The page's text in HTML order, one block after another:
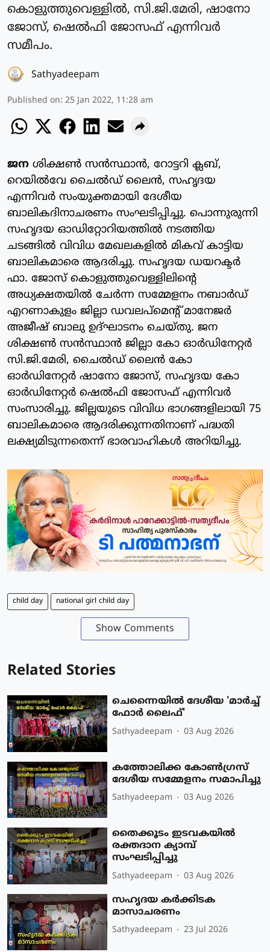
കൊളുത്തുവെള്ളില്‍, സി.ജി.മേരി, ഷാനോ
ജോസ്, ഷെല്‍ഫി ജോസഫ് എന്നിവര്‍
സമീപം.
Sathyadeepam
Published on: 25 Jan 2022, 11:28 am
ജന ശിക്ഷണ്‍ സന്‍സ്ഥാന്‍, റോട്ടറി ക്ലബ്,
റെയില്‍വേ ചൈല്‍ഡ് ലൈന്‍, സഹൃദയ
എന്നിവര്‍ സംയുക്തമായി ദേശീയ
ബാലികദിനാചരണം സംഘടിപ്പിച്ചു. പൊന്നുരുന്നി
സഹൃദയ ഓഡിറ്റോറിയത്തില്‍ നടത്തിയ
ചടങ്ങില്‍ വിവിധ മേഖലകളില്‍ മികവ് കാട്ടിയ
ബാലികമാരെ ആദരിച്ചു. സഹൃദയ ഡയറക്ടര്‍
ഫാ. ജോസ് കൊളുത്തുവെള്ളിലിന്റെ
അധ്യക്ഷതയില്‍ ചേര്‍ന്ന സമ്മേളനം നബാര്‍ഡ്
എറണാകുളം ജില്ലാ ഡവലപ്‌മെന്റ് മാനേജര്‍
അജീഷ് ബാലു ഉദ്ഘാടനം ചെയ്തു. ജന
ശിക്ഷണ്‍ സന്‍സ്ഥാന്‍ ജില്ലാ കോ ഓര്‍ഡിനേറ്റര്‍
സി.ജി.മേരി, ചൈല്‍ഡ് ലൈന്‍ കോ
ഓര്‍ഡിനേറ്റര്‍ ഷാനോ ജോസ്, സഹൃദയ കോ
ഓര്‍ഡിനേറ്റര്‍ ഷെല്‍ഫി ജോസഫ് എന്നിവര്‍
സംസാരിച്ചു. ജില്ലയുടെ വിവിധ ഭാഗങ്ങളിലായി 75
ബാലികമാരെ ആദരിക്കുന്നതിനാണ് പദ്ധതി
ലക്ഷ്യമിടുന്നതെന്ന് ഭാരവാഹികള്‍ അറിയിച്ചു.
child day national girl child day
Show Comments
Related Stories
ചെന്നൈയിൽ ദേശീയ 'മാർച്ച്
ഫോർ ലൈഫ്'
Sathyadeepam 03 Aug 2026
കത്തോലിക്ക കോൺഗ്രസ്
ദേശീയ സമ്മേളനം സമാപിച്ചു
Sathyadeepam 03 Aug 2026
തൈക്കൂടം ഇടവകയിൽ
രക്തദാന ക്യാമ്പ്
സംഘടിപ്പിച്ചു
Sathyadeepam 03 Aug 2026
സഹൃദയ കർക്കിടക
മാസാചരണം
Sathyadeepam 23 Jul 2026